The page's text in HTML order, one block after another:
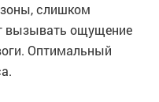
слишком
вызывать ощущение
Оптимальный